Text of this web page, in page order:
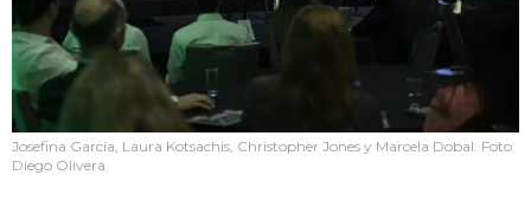
Josefina García, Laura Kotsachis, Christopher Jones y Marcela Dobal. Foto:
Diego Olivera.